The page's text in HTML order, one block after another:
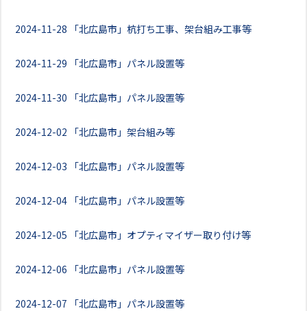
2024-11-28 「北広島市」杭打ち工事、架台組み工事等
2024-11-29 「北広島市」パネル設置等
2024-11-30 「北広島市」パネル設置等
2024-12-02 「北広島市」架台組み等
2024-12-03 「北広島市」パネル設置等
2024-12-04 「北広島市」パネル設置等
2024-12-05 「北広島市」オプティマイザー取り付け等
2024-12-06 「北広島市」パネル設置等
2024-12-07 「北広島市」パネル設置等